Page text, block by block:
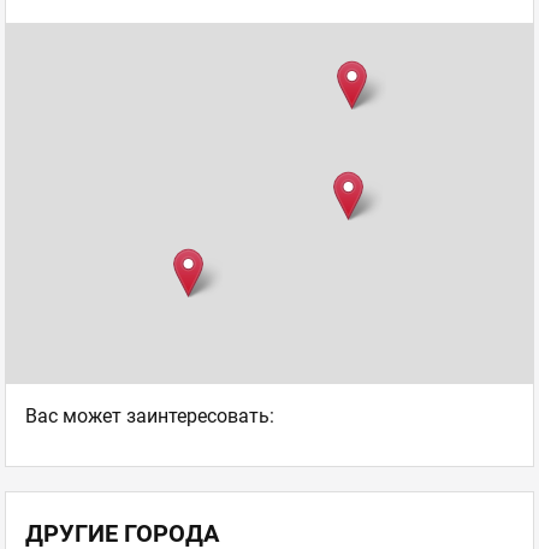
Ваc может заинтересовать:
ДРУГИЕ ГОРОДА